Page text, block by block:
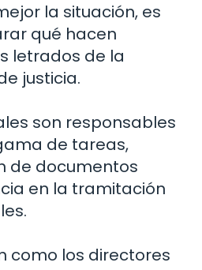
la situación, es
qué hacen
letrados de la
justicia.
son responsables
de tareas,
de documentos
en la tramitación
como los directores